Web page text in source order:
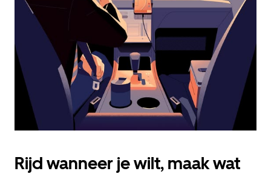
Escape
agenda
te
sluiten.
Rijd wanneer je wilt, maak wat